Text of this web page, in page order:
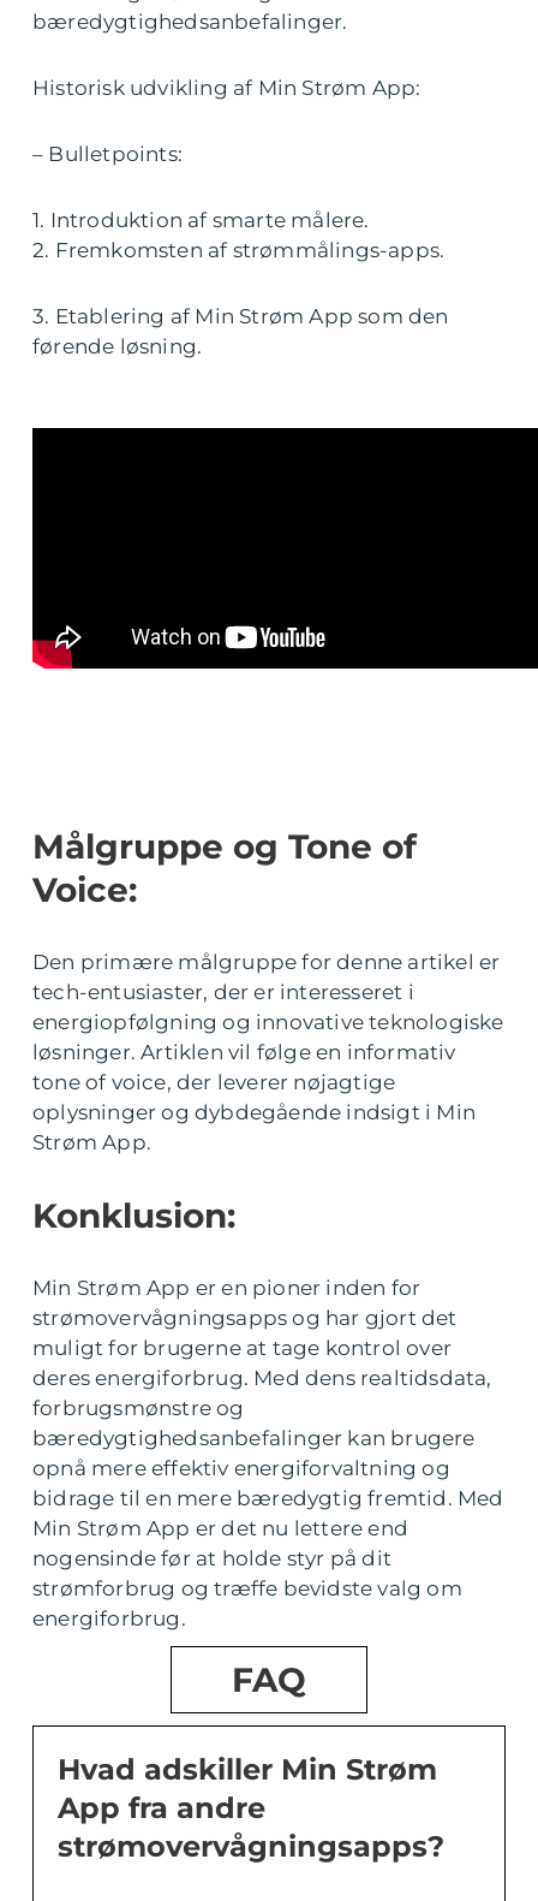
bæredygtighedsanbefalinger.
Historisk udvikling af Min Strøm App:
– Bulletpoints:
1. Introduktion af smarte målere.
2. Fremkomsten af strømmålings-apps.
3. Etablering af Min Strøm App som den
førende løsning.
Målgruppe og Tone of
Voice:
Den primære målgruppe for denne artikel er
tech-entusiaster, der er interesseret i
energiopfølgning og innovative teknologiske
løsninger. Artiklen vil følge en informativ
tone of voice, der leverer nøjagtige
oplysninger og dybdegående indsigt i Min
Strøm App.
Konklusion:
Min Strøm App er en pioner inden for
strømovervågningsapps og har gjort det
muligt for brugerne at tage kontrol over
deres energiforbrug. Med dens realtidsdata,
forbrugsmønstre og
bæredygtighedsanbefalinger kan brugere
opnå mere effektiv energiforvaltning og
bidrage til en mere bæredygtig fremtid. Med
Min Strøm App er det nu lettere end
nogensinde før at holde styr på dit
strømforbrug og træffe bevidste valg om
energiforbrug.
FAQ
Hvad adskiller Min Strøm
App fra andre
strømovervågningsapps?